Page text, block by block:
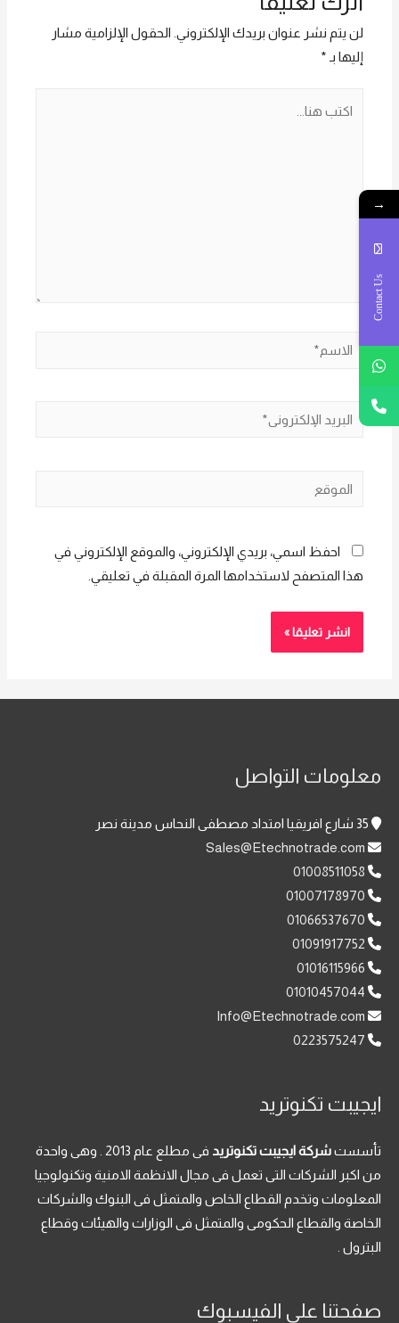
لن يتم نشر عنوان بريدك الإلكتروني. الحقول الإلزامية مشار
إليها بـ *
الاسم*
البريد
الموقع
احفظ اسمي، بريدي الإلكتروني، والموقع الإلكتروني في
هذا المتصفح لاستخدامها المرة المقبلة في تعليقي.
معلومات التواصل
01008511058
01007178970
01066537670
01091917752
01016115966
01010457044
0223575247
ايجيبت تكنوتريد
تأسستشركة ايجيبت تكنوتريد
فى مطلع عام 2013 . وهى واحدة
من اكبر الشركات التى تعمل فى مجال الانظمة الامنية وتكنولوجيا
المعلومات وتخدم القطاع الخاص والمتمثل فى البنوك والشركات
الخاصة والقطاع الحكومى والمتمثل فى الوزارات والهيئات وقطاع
البترول .
صفحتنا على الفيسبوك
→
Contact Us